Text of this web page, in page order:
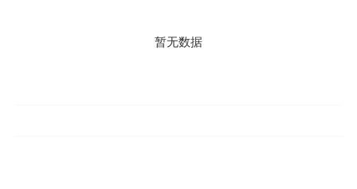
暂无数据